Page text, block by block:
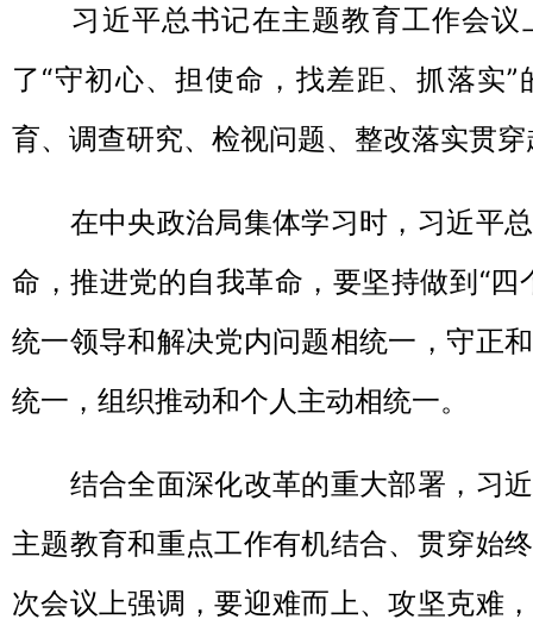
习近平总书记在主题教育工作会议
了“守初心、担使命，找差距、抓落实
育、调查研究、检视问题、整改落实贯
在中央政治局集体学习时，习近平总
命，推进党的自我革命，要坚持做到“
统一领导和解决党内问题相统一，守正
统一，组织推动和个人主动相统一。
结合全面深化改革的重大部署，习近
主题教育和重点工作有机结合、贯穿始
次会议上强调，要迎难而上、攻坚克难